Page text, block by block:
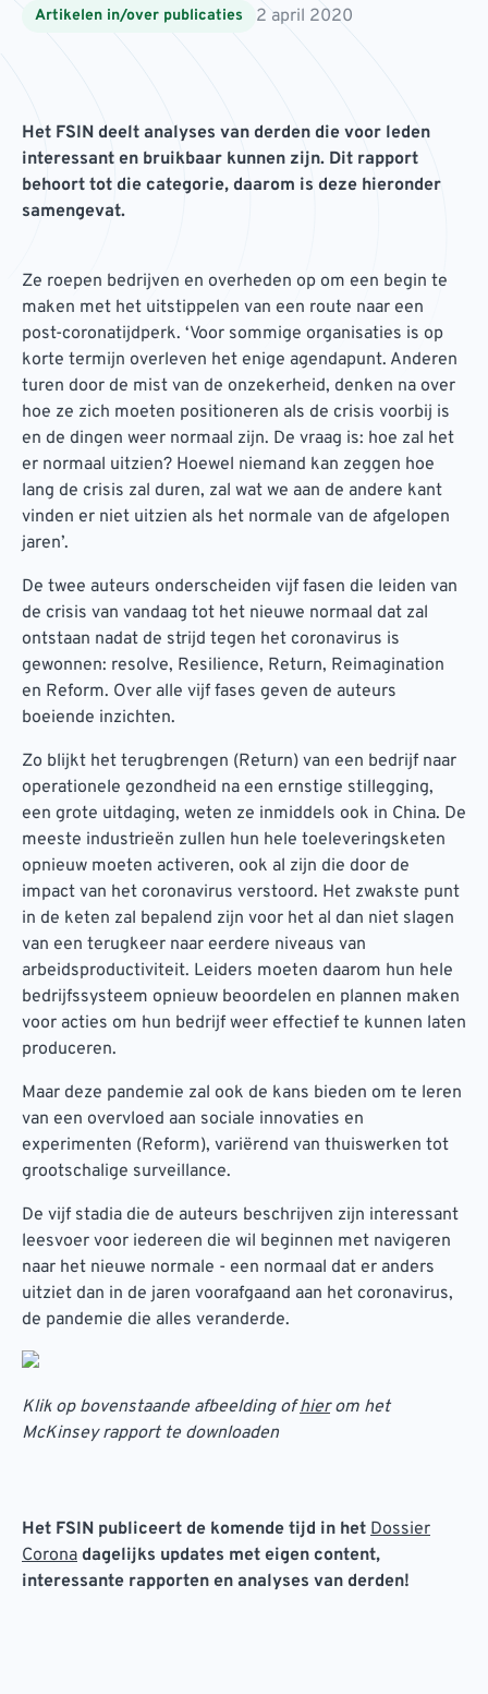
Artikelen in/over publicaties 2 april 2020
Het FSIN deelt analyses van derden die voor leden
interessant en bruikbaar kunnen zijn. Dit rapport
behoort tot die categorie, daarom is deze hieronder
samengevat.
Ze roepen bedrijven en overheden op om een begin te
maken met het uitstippelen van een route naar een
post-coronatijdperk. ‘Voor sommige organisaties is op
korte termijn overleven het enige agendapunt. Anderen
turen door de mist van de onzekerheid, denken na over
hoe ze zich moeten positioneren als de crisis voorbij is
en de dingen weer normaal zijn. De vraag is: hoe zal het
er normaal uitzien? Hoewel niemand kan zeggen hoe
lang de crisis zal duren, zal wat we aan de andere kant
vinden er niet uitzien als het normale van de afgelopen
jaren’.
De twee auteurs onderscheiden vijf fasen die leiden van
de crisis van vandaag tot het nieuwe normaal dat zal
ontstaan nadat de strijd tegen het coronavirus is
gewonnen: resolve, Resilience, Return, Reimagination
en Reform. Over alle vijf fases geven de auteurs
boeiende inzichten.
Zo blijkt het terugbrengen (Return) van een bedrijf naar
operationele gezondheid na een ernstige stillegging,
een grote uitdaging, weten ze inmiddels ook in China. De
meeste industrieën zullen hun hele toeleveringsketen
opnieuw moeten activeren, ook al zijn die door de
impact van het coronavirus verstoord. Het zwakste punt
in de keten zal bepalend zijn voor het al dan niet slagen
van een terugkeer naar eerdere niveaus van
arbeidsproductiviteit. Leiders moeten daarom hun hele
bedrijfssysteem opnieuw beoordelen en plannen maken
voor acties om hun bedrijf weer effectief te kunnen laten
produceren.
Maar deze pandemie zal ook de kans bieden om te leren
van een overvloed aan sociale innovaties en
experimenten (Reform), variërend van thuiswerken tot
grootschalige surveillance.
De vijf stadia die de auteurs beschrijven zijn interessant
leesvoer voor iedereen die wil beginnen met navigeren
naar het nieuwe normale - een normaal dat er anders
uitziet dan in de jaren voorafgaand aan het coronavirus,
de pandemie die alles veranderde.
Klik op bovenstaande afbeelding ofhierom het
McKinsey rapport te downloaden
Het FSIN publiceert de komende tijd in het Dossier
Corona dagelijks updates met eigen content,
interessante rapporten en analyses van derden!